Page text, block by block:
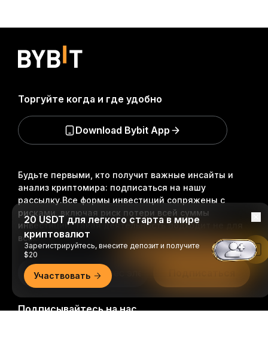
Будьте первыми, кто получит важные инсайты и
анализ криптомира: подписаться на нашу
рассылку.Все формы инвестиций сопряжены с
рисками, включая риск потери всей суммы
инвестиций. Такая деятельность подходит не для
всех.
Подписывайтесь на нас
Торгуйте когда и где удобно
Download Bybit App
20 USDT для легкого старта в мире
криптовалют
Зарегистрируйтесь, внесите депозит и получите
$20
Участвовать
Читать в приложении Bybit